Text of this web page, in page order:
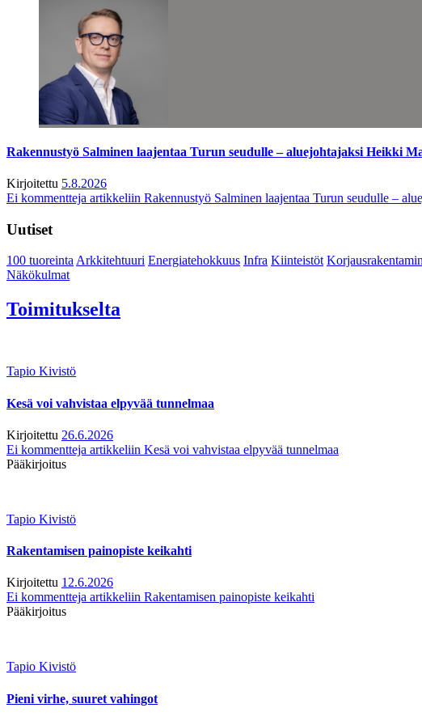
Rakennustyö Salminen laajentaa Turun seudulle – aluejohtajaksi Heikki
Kirjoitettu 5.8.2026
Ei kommentteja artikkeliin Rakennustyö Salminen laajentaa Turun seudulle –
Uutiset
100 tuoreintaArkkitehtuuri Energiatehokkuus Infra Kiinteistöt
Näkökulmat
Toimitukselta
Tapio Kivistö
Kesä voi vahvistaa elpyvää tunnelmaa
Kirjoitettu 26.6.2026
Ei kommentteja artikkeliin Kesä voi vahvistaa elpyvää tunnelmaa
Pääkirjoitus
Tapio Kivistö
Rakentamisen painopiste keikahti
Kirjoitettu 12.6.2026
Ei kommentteja artikkeliin Rakentamisen painopiste keikahti
Pääkirjoitus
Tapio Kivistö
Pieni virhe, suuret vahingot